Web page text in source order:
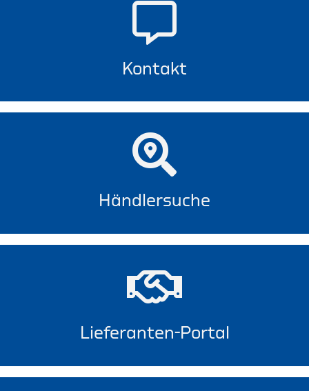
Kontakt
Händlersuche
Lieferanten-Portal